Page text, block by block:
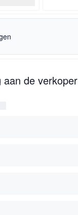
aan de verkoper